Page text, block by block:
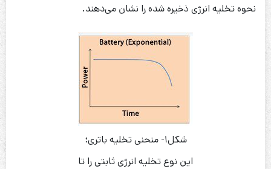
نحوه تخلیه انرژی ذخیره شده را نشان می‌دهند.
شکل۱- منحنی تخلیه باتری؛
این نوع تخلیه انرژی ثابتی را تا